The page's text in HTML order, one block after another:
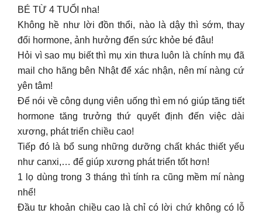
BÉ TỪ 4 TUỔI nha!
Không hề như lời đồn thổi, nào là dậy thì sớm, thay
đổi hormone, ảnh hưởng đến sức khỏe bé đâu!
Hỏi vì sao mụ biết thì mụ xin thưa luôn là chính mụ đã
mail cho hãng bên Nhật để xác nhận, nên mí nàng cứ
yên tâm!
Để nói về công dụng viên uống thì em nó giúp tăng tiết
hormone tăng trưởng thứ quyết định đến việc dài
xương, phát triển chiều cao!
Tiếp đó là bổ sung những dưỡng chất khác thiết yếu
như canxi,… để giúp xương phát triển tốt hơn!
1 lọ dùng trong 3 tháng thì tính ra cũng mềm mí nàng
nhể!
Đầu tư khoản chiều cao là chỉ có lời chứ không có lỗ